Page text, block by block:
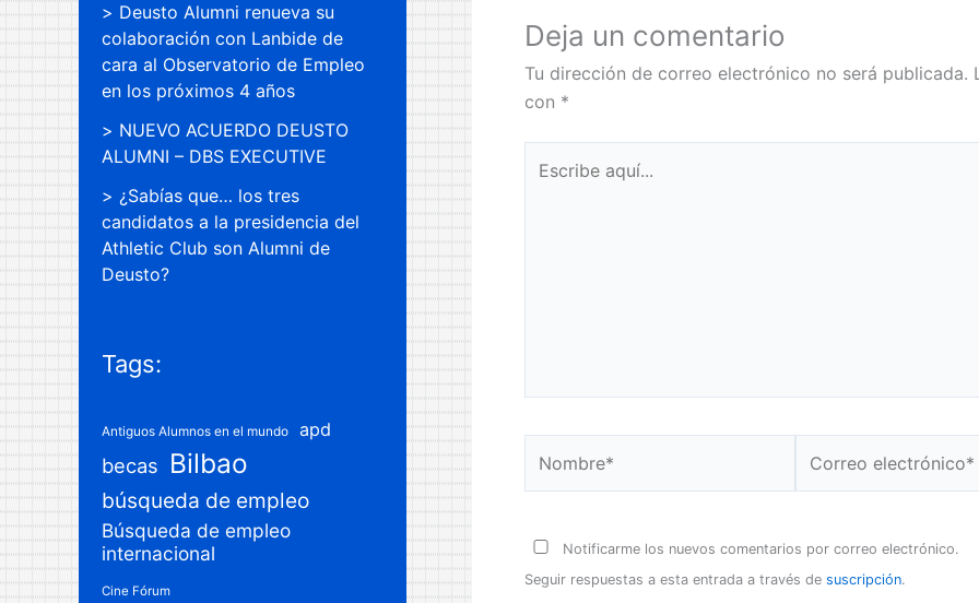
Deusto Alumni renueva su
colaboración con Lanbide de
cara al Observatorio de Empleo
en los próximos 4 años
NUEVO ACUERDO DEUSTO
ALUMNI – DBS EXECUTIVE
¿Sabías que… los tres
candidatos a la presidencia del
Athletic Club son Alumni de
Deusto?
Tags:
Antiguos Alumnos en el mundo apd
becas Bilbao
búsqueda de empleo
Búsqueda de empleo
internacional
Cine Fórum
Deja un comentario
Tu dirección de correo electrónico no será publicada.
con *
aquí...
electrónico*
Notificarme los nuevos comentarios por correo electrónico.
Seguir respuestas a esta entrada a través de suscripción.